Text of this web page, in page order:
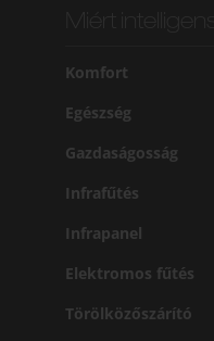
Komfort
Egészség
Gazdaságosság
Infrafűtés
Infrapanel
Elektromos fűtés
Törölközőszárító